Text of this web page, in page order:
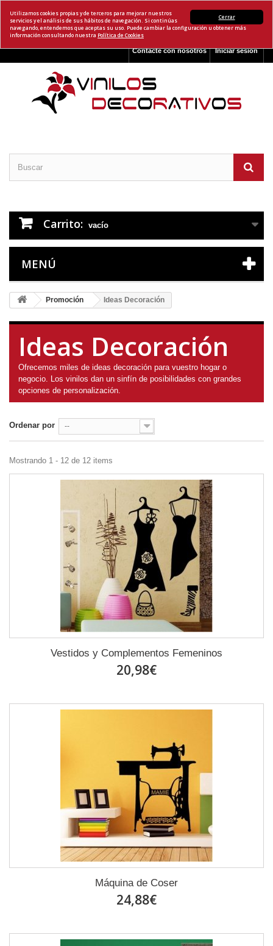
Cerrar
Utilizamos cookies propias y de terceros para mejorar nuestros
servicios y el análisis de sus hábitos de navegación. Si continúas
navegando, entendemos que aceptas su uso. Puede cambiar la configuración u obtener más
información consultando nuestra Política de Cookies
Iniciar sesión
Contacte con nosotros
Carrito: vacío
MENÚ
Promoción Ideas Decoración
Ideas Decoración
Ofrecemos miles de ideas decoración para vuestro hogar o
negocio. Los vinilos dan un sinfín de posibilidades con grandes
opciones de personalización.
Ordenar por --
Mostrando 1 - 12 de 12 items
Vestidos y Complementos Femeninos
20,98€
Máquina de Coser
24,88€